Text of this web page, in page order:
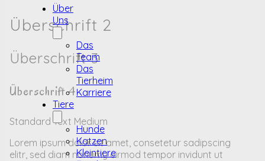
Über
Uns
Das
Team
Das
Tierheim
Karriere
Tiere
Hunde
Katzen
Kleintiere
Überschrift 2
Überschrift 3
Überschrift 4
Standard Text Medium
Lorem ipsum dolor sit amet, consetetur sadipscing
elitr, sed diam nonumy eirmod tempor invidunt ut